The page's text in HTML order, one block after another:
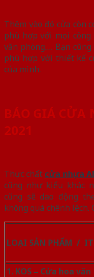
Thêm vào đó cửa còn
phù hợp với mọi
văn phòng…. Bạn
phù hợp với thiết kế
của mình.
BÁO GIÁ CỬA
2021
Thực chất cửa nhựa
cũng như kiểu khác
cũng sẽ dao động
không quá chênh lệch.
LOẠI SẢN PHẨM /
1. KOS – Cửa hoa văn